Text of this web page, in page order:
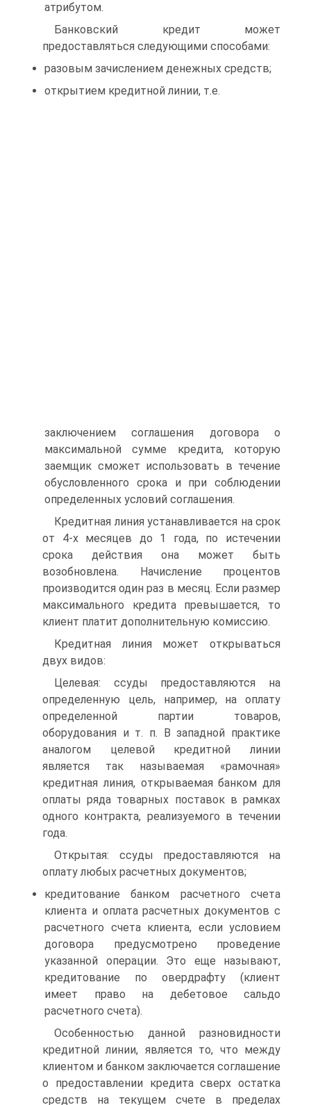
атрибутом.
Банковский кредит может
предоставляться следующими способами:
разовым зачислением денежных средств;
открытием кредитной линии, т.е.
заключением соглашения договора о
максимальной сумме кредита, которую
заемщик сможет использовать в течение
обусловленного срока и при соблюдении
определенных условий соглашения.
Кредитная линия устанавливается на срок
от 4-х месяцев до 1 года, по истечении
срока действия она может быть
возобновлена. Начисление процентов
производится один раз в месяц. Если размер
максимального кредита превышается, то
клиент платит дополнительную комиссию.
Кредитная линия может открываться
двух видов:
Целевая: ссуды предоставляются на
определенную цель, например, на оплату
определенной партии товаров,
оборудования и т. п. В западной практике
аналогом целевой кредитной линии
является так называемая «рамочная»
кредитная линия, открываемая банком для
оплаты ряда товарных поставок в рамках
одного контракта, реализуемого в течении
года.
Открытая: ссуды предоставляются на
оплату любых расчетных документов;
кредитование банком расчетного счета
клиента и оплата расчетных документов с
расчетного счета клиента, если условием
договора предусмотрено проведение
указанной операции. Это еще называют,
кредитование по овердрафту (клиент
имеет право на дебетовое сальдо
расчетного счета).
Особенностью данной разновидности
кредитной линии, является то, что между
клиентом и банком заключается соглашение
о предоставлении кредита сверх остатка
средств на текущем счете в пределах